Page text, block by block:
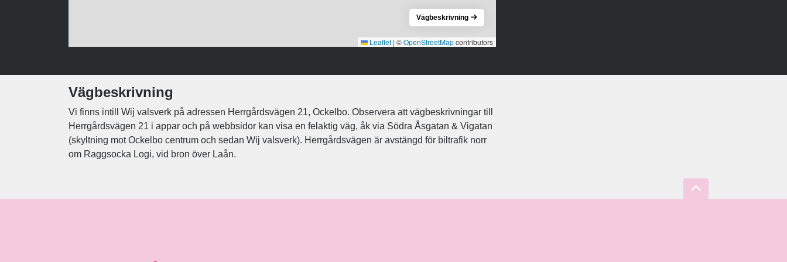
Leaflet | ©OpenStreetMapcontributors
Vägbeskrivning
Vägbeskrivning
Vi finns intill Wij valsverk på adressen Herrgårdsvägen 21, Ockelbo. Observera att vägbeskrivningar till
Herrgårdsvägen 21 i appar och på webbsidor kan visa en felaktig väg, åk via Södra Åsgatan & Vigatan
(skyltning mot Ockelbo centrum och sedan Wij valsverk). Herrgårdsvägen är avstängd för biltrafik norr
om Raggsocka Logi, vid bron över Laån.